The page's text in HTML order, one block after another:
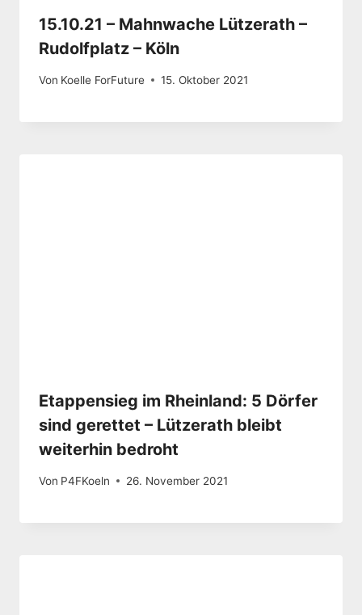
15.10.21 – Mahnwache Lützerath –
Rudolfplatz – Köln
Von Koelle ForFuture 15. Oktober 2021
Etappensieg im Rheinland: 5 Dörfer
sind gerettet – Lützerath bleibt
weiterhin bedroht
Von P4FKoeln 26. November 2021